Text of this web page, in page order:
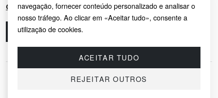
navegação, fornecer conteúdo personalizado e analisar o
nosso tráfego. Ao clicar em «Aceitar tudo», consente a
utilização de cookies.
ACEITAR TUDO
REJEITAR OUTROS
Centro de Ajuda
Ligue-nos